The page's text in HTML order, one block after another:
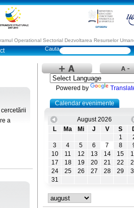
Operational Sectorial Dezvoltarea Resurselor
a
Powered by
Calendar evenimente
August 2026
L
Ma Mi J V S
1
3
4 5 6 7 8
10
11 12 13 14 15
17
18 19 20 21 22
24
25 26 27 28 29
31